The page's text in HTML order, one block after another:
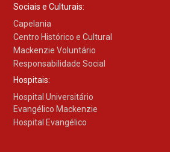
Sociais e Culturais:
Capelania
Centro Histórico e Cultural
Mackenzie Voluntário
Responsabilidade Social
Hospitais:
Hospital Universitário
Evangélico Mackenzie
Hospital Evangélico